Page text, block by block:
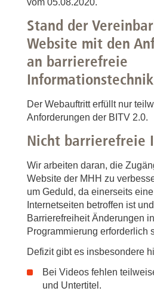
vom 05.08.2020.
Stand der
Website mit den
an barrierefreie
Der Webauftritt erfüllt nur
Anforderungen der BITV 2.0.
Nicht barrierefreie
Wir arbeiten daran, die
Website der MHH zu
um Geduld, da einerseits
Internetseiten betroffen ist
Barrierefreiheit Änderungen
Programmierung erforderlich
Defizit gibt es insbesondere
Bei Videos fehlen
und Untertitel.